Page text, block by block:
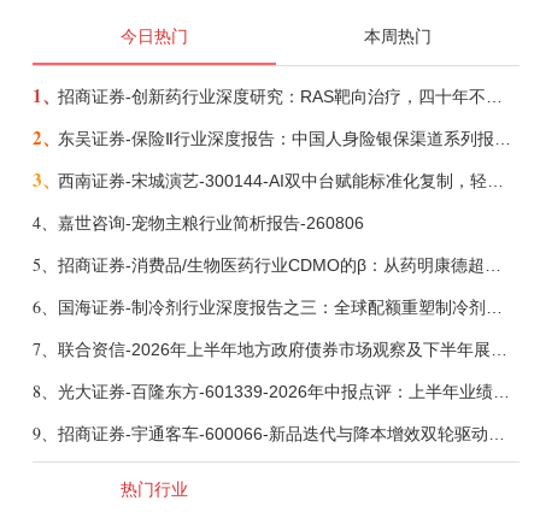
今日热门 本周热门
1、
2、
3、
4、 嘉世咨询-宠物主粮行业简析报告-260806
5、
6、
7、
8、 光大证券-百隆东方-601339-2026年中报点评：上半年业绩表现高增，国内外产能均有亮眼表现-260807
9、
热门行业